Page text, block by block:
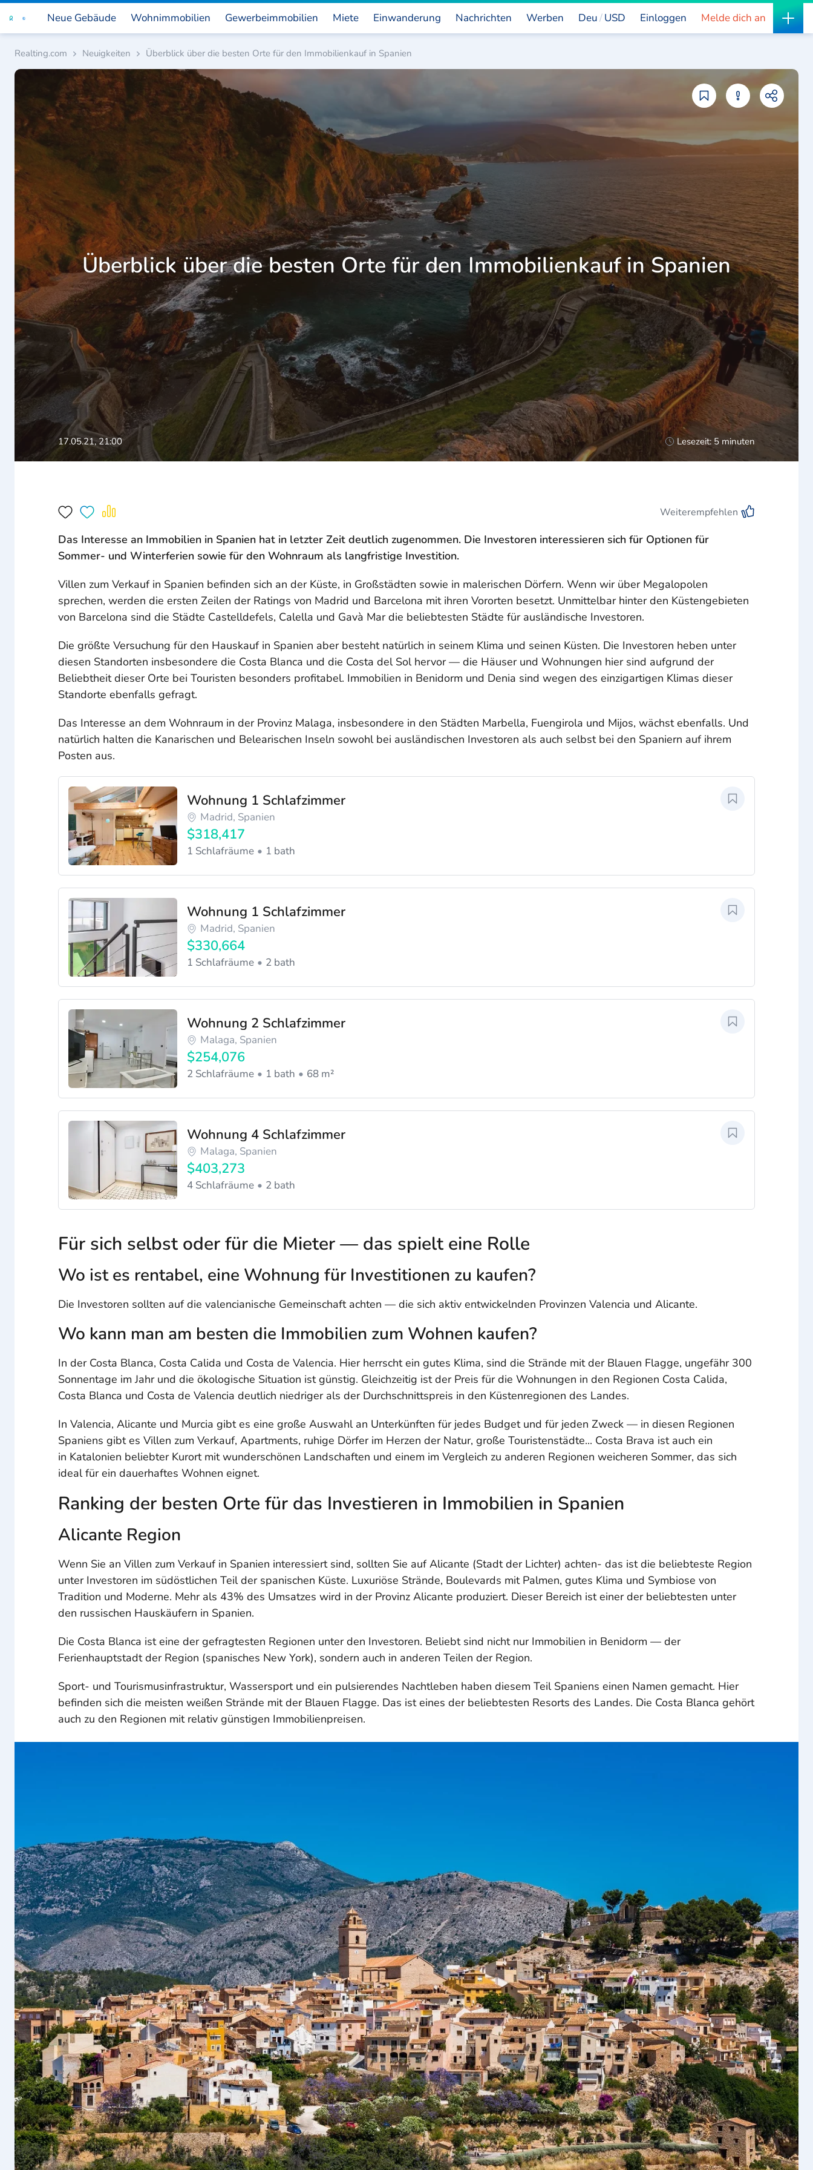
Werben
Neue Gebäude Wohnimmobilien Gewerbeimmobilien Miete Einwanderung Nachrichten Deu USD Einloggen Melde dich an
Realting.com Neuigkeiten Überblick über die besten Orte für den Immobilienkauf in Spanien
Überblick über die besten Orte für den Immobilienkauf in Spanien
17.05.21, 21:00 Lesezeit: 5 minuten
Weiterempfehlen
Das Interesse an Immobilien in Spanien hat in letzter Zeit deutlich zugenommen. Die Investoren interessieren sich für Optionen für
Sommer- und Winterferien sowie für den Wohnraum als langfristige Investition.
Villen zum Verkauf in Spanien befinden sich an der Küste, in Großstädten sowie in malerischen Dörfern. Wenn wir über Megalopolen
sprechen, werden die ersten Zeilen der Ratings von Madrid und Barcelona mit ihren Vororten besetzt. Unmittelbar hinter den Küstengebieten
von Barcelona sind die Städte Castelldefels, Calella und Gavà Mar die beliebtesten Städte für ausländische Investoren.
Die größte Versuchung für den Hauskauf in Spanien aber besteht natürlich in seinem Klima und seinen Küsten. Die Investoren heben unter
diesen Standorten insbesondere die Costa Blanca und die Costa del Sol hervor — die Häuser und Wohnungen hier sind aufgrund der
Beliebtheit dieser Orte bei Touristen besonders profitabel. Immobilien in Benidorm und Denia sind wegen des einzigartigen Klimas dieser
Standorte ebenfalls gefragt.
Das Interesse an dem Wohnraum in der Provinz Malaga, insbesondere in den Städten Marbella, Fuengirola und Mijos, wächst ebenfalls. Und
natürlich halten die Kanarischen und Belearischen Inseln sowohl bei ausländischen Investoren als auch selbst bei den Spaniern auf ihrem
Posten aus.
Wohnung 1 Schlafzimmer
Madrid, Spanien
$318,417
1 Schlafräume 1 bath
Wohnung 1 Schlafzimmer
Madrid, Spanien
$330,664
1 Schlafräume 2 bath
Wohnung 2 Schlafzimmer
Malaga, Spanien
$254,076
2 Schlafräume 1 bath 68 m²
Wohnung 4 Schlafzimmer
Malaga, Spanien
$403,273
4 Schlafräume 2 bath
Für sich selbst oder für die Mieter — das spielt eine Rolle
Wo ist es rentabel, eine Wohnung für Investitionen zu kaufen?
Die Investoren sollten auf die valencianische Gemeinschaft achten — die sich aktiv entwickelnden Provinzen Valencia und Alicante.
Wo kann man am besten die Immobilien zum Wohnen kaufen?
In der Costa Blanca, Costa Calida und Costa de Valencia. Hier herrscht ein gutes Klima, sind die Strände mit der Blauen Flagge, ungefähr 300
Sonnentage im Jahr und die ökologische Situation ist günstig. Gleichzeitig ist der Preis für die Wohnungen in den Regionen Costa Calida,
Costa Blanca und Costa de Valencia deutlich niedriger als der Durchschnittspreis in den Küstenregionen des Landes.
In Valencia, Alicante und Murcia gibt es eine große Auswahl an Unterkünften für jedes Budget und für jeden Zweck — in diesen Regionen
Spaniens gibt es Villen zum Verkauf, Apartments, ruhige Dörfer im Herzen der Natur, große Touristenstädte... Costa Brava ist auch ein
in Katalonien beliebter Kurort mit wunderschönen Landschaften und einem im Vergleich zu anderen Regionen weicheren Sommer, das sich
ideal für ein dauerhaftes Wohnen eignet.
Ranking der besten Orte für das Investieren in Immobilien in Spanien
Alicante Region
Wenn Sie an Villen zum Verkauf in Spanien interessiert sind, sollten Sie auf Alicante (Stadt der Lichter) achten- das ist die beliebteste Region
unter Investoren im südöstlichen Teil der spanischen Küste. Luxuriöse Strände, Boulevards mit Palmen, gutes Klima und Symbiose von
Tradition und Moderne. Mehr als 43% des Umsatzes wird in der Provinz Alicante produziert. Dieser Bereich ist einer der beliebtesten unter
den russischen Hauskäufern in Spanien.
Die Costa Blanca ist eine der gefragtesten Regionen unter den Investoren. Beliebt sind nicht nur Immobilien in Benidorm — der
Ferienhauptstadt der Region (spanisches New York), sondern auch in anderen Teilen der Region.
Sport- und Tourismusinfrastruktur, Wassersport und ein pulsierendes Nachtleben haben diesem Teil Spaniens einen Namen gemacht. Hier
befinden sich die meisten weißen Strände mit der Blauen Flagge. Das ist eines der beliebtesten Resorts des Landes. Die Costa Blanca gehört
auch zu den Regionen mit relativ günstigen Immobilienpreisen.